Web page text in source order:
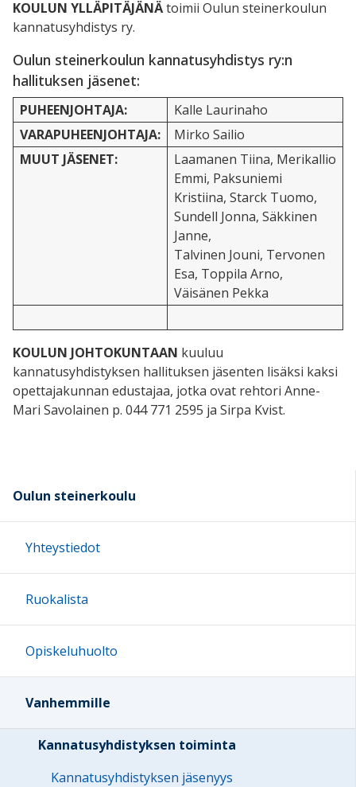
KOULUN YLLÄPITÄJÄNÄtoimii Oulun steinerkoulun
kannatusyhdistys ry.
Oulun steinerkoulun kannatusyhdistys ry:n
hallituksen jäsenet:
PUHEENJOHTAJA:
Kalle Laurinaho
VARAPUHEENJOHTAJA:
Mirko Sailio
MUUT JÄSENET:
Laamanen Tiina, Merikallio
Emmi, Paksuniemi
Kristiina, Starck Tuomo,
Sundell Jonna, Säkkinen
Janne,
Talvinen Jouni, Tervonen
Esa, Toppila Arno,
Väisänen Pekka
KOULUN JOHTOKUNTAAN kuuluu
kannatusyhdistyksen hallituksen jäsenten lisäksi kaksi
opettajakunnan edustajaa, jotka ovat rehtori Anne-
Mari Savolainen p. 044 771 2595 ja Sirpa Kvist.
Oulun steinerkoulu
Yhteystiedot
Ruokalista
Opiskeluhuolto
Vanhemmille
Kannatusyhdistyksen toiminta
Kannatusyhdistyksen jäsenyys